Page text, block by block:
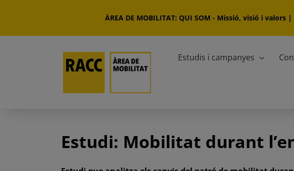
ÀREA DE MOBILITAT: QUI SOM - Missió, visió i valors |
Estudis i campanyes
Estudi: Mobilitat durant